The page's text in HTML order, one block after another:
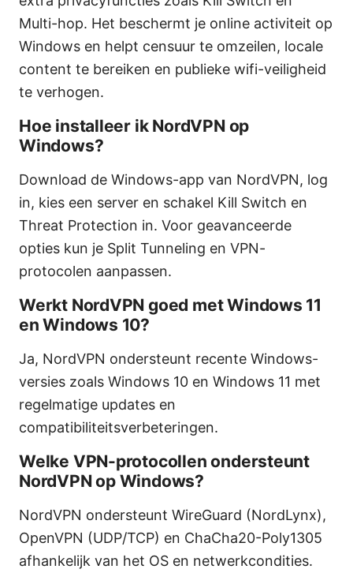
Multi-hop. Het beschermt je online activiteit op
Windows en helpt censuur te omzeilen, locale
content te bereiken en publieke wifi-veiligheid
te verhogen.
Hoe installeer ik NordVPN op
Windows?
Download de Windows-app van NordVPN, log
in, kies een server en schakel Kill Switch en
Threat Protection in. Voor geavanceerde
opties kun je Split Tunneling en VPN-
protocolen aanpassen.
Werkt NordVPN goed met Windows 11
en Windows 10?
Ja, NordVPN ondersteunt recente Windows-
versies zoals Windows 10 en Windows 11 met
regelmatige updates en
compatibiliteitsverbeteringen.
Welke VPN-protocollen ondersteunt
NordVPN op Windows?
NordVPN ondersteunt WireGuard (NordLynx),
OpenVPN (UDP/TCP) en ChaCha20-Poly1305
afhankelijk van het OS en netwerkcondities.